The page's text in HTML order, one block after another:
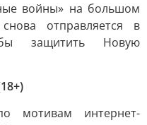
войны» на большом
отправляется в
защитить Новую
мотивам интернет-